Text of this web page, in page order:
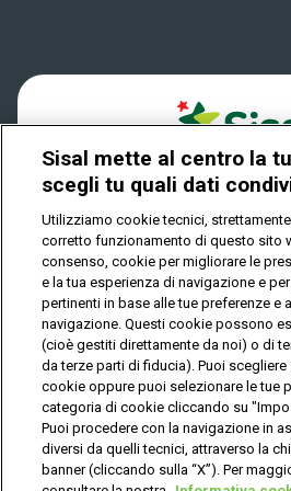
Play Your Date
Quanto si vince
Come riscuotere
Privacy
IL GIOCO È VIETATO AI
DIPENDENZA
© Copyright Sisal Italia S.p.A.
Privacy
Sisal mette al centro la
scegli tu quali dati
Utilizziamo cookie tecnici,
corretto funzionamento di questo sito
consenso, cookie per migliorare le
e la tua esperienza di navigazione e
pertinenti in base alle tue preferenze e
navigazione. Questi cookie possono
(cioè gestiti direttamente da noi) o di
da terze parti di fiducia). Puoi
cookie oppure puoi selezionare le tue
categoria di cookie cliccando su
Puoi procedere con la navigazione in
diversi da quelli tecnici, attraverso la
banner (cliccando sulla “X”). Per